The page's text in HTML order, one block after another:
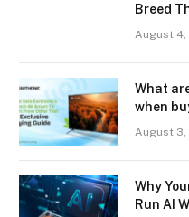
Breed
August 4,
What
when
August 3,
Why
Run AI